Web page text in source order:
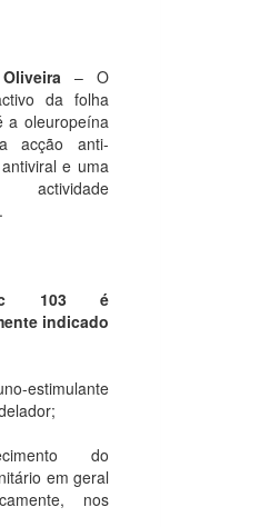
– O
da folha
a oleuropeína
acção anti-
e uma
103 é
indicado
estimulante
do
em geral
nos